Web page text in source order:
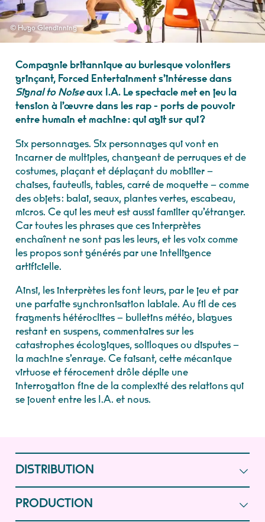
© Hugo Glendinning
Compagnie britannique au burlesque volontiers
grinçant, Forced Entertainment s’intéresse dans
Signal to Noiseaux I.A. Le spectacle met en jeu la
tension à l’œuvre dans les rap - ports de pouvoir
entre humain et machine : qui agit sur qui ?
Six personnages. Six personnages qui vont en
incarner de multiples, changeant de perruques et de
costumes, plaçant et déplaçant du mobilier –
chaises, fauteuils, tables, carré de moquette – comme
des objets : balai, seaux, plantes vertes, escabeau,
micros. Ce qui les meut est aussi familier qu’étranger.
Car toutes les phrases que ces interprètes
enchaînent ne sont pas les leurs, et les voix comme
les propos sont générés par une intelligence
artificielle.
Ainsi, les interprètes les font leurs, par le jeu et par
une parfaite synchronisation labiale. Au fil de ces
fragments hétéroclites – bulletins météo, blagues
restant en suspens, commentaires sur les
catastrophes écologiques, soliloques ou disputes –
la machine s’enraye. Ce faisant, cette mécanique
virtuose et férocement drôle déplie une
interrogation fine de la complexité des relations qui
se jouent entre les I.A. et nous.
DISTRIBUTION
PRODUCTION